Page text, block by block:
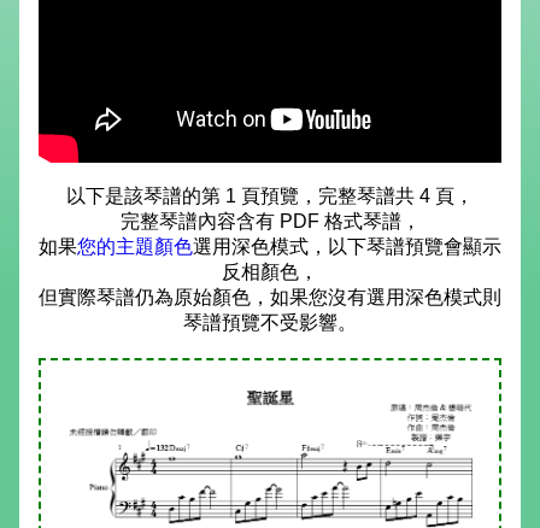
以下是該琴譜的第 1 頁預覽，完整琴譜共 4 頁，
完整琴譜內容含有 PDF 格式琴譜，
如果您的主題顏色選用深色模式，以下琴譜預覽會顯示
反相顏色，
但實際琴譜仍為原始顏色，如果您沒有選用深色模式則
琴譜預覽不受影響。